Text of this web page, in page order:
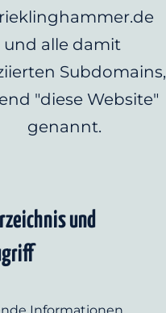
und alle damit
Subdomains,
"diese Website"
genannt.
und